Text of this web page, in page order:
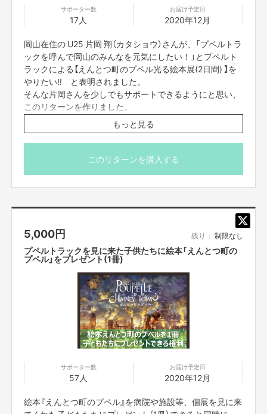
プペルトラックを作ろうと思い、各所にご相談していたところ、
「自分たち
が大切に思っているトラックが素敵にラッピングされて、子どもたちに笑顔
を届けることができるなら、こんな素敵な世界はない！」
と共感してくださ
る方がいました。
しかし、私にはこの素晴らしいプロジェクトを全国のみなさんに届ける影響
力はありません。
そこで、 クラウドファンディングを実施し、このプロジェクトに共感してい
ただけるみなさんで作り上げるプペルトラックプロジェクトを実現したいと
考えるようになりました。
もちろん、クラウドファンディングが簡単なことでないことは理解しており
ます。
そのため、私は9月末で勤務先を退職し、全国でプペルトラックの宣伝をす
るべく「ドブ板営業」を実施しております。
少しでも多くの人にプペルトラックの存在を知ってもらうために全力で頑張
っておりますので、お会いできる機会がある方はよろしくお願いいたしま
今回のクラウドファンディングで集まった資金は以下の用途に使わせていた
サポーター数
17人
お届け予定日
2020年12月
岡山在住の U25 片岡 翔（カタショウ）さんが、「プペルトラ
ックを呼んで岡山のみんなを元気にしたい！」とプペルト
ラックによる【えんとつ町のプペル光る絵本展(2日間) 】を
やりたい!! と表明されました。
そんな片岡さんを少しでもサポートできるようにと思い、
このリターンを作りました。
資金が集まらなかった場合、不足分を片岡さんが全額負担
することになりますが、岡山に「プペルトラック光る絵本
展(2日間)」はプレゼントされます。
は「2020年12月以降」となります。
※このリターンで集まった支援は、全額『片岡さんが主催す
る開催権利(2日間)購入費用』として片岡さんにお渡しいた
します。
もっと見る
このリターンを購入する
5,000円 残り： 制限なし
プペルトラックを見に来た子供たちに絵本「えんとつ町の
プペル」をプレゼント(1冊)
サポーター数
57人
お届け予定日
2020年12月
絵本『えんとつ町のプペル』を病院や施設等、個展を見に来